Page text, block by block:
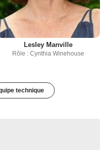
Lesley Manville
Rôle : Cynthia Winehouse
technique